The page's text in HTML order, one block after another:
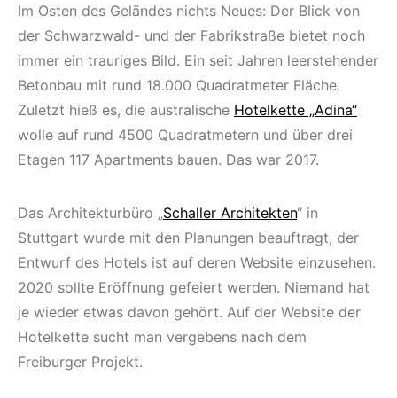
Im Osten des Geländes nichts Neues: Der Blick von
der Schwarzwald- und der Fabrikstraße bietet noch
immer ein trauriges Bild. Ein seit Jahren leerstehender
Betonbau mit rund 18.000 Quadratmeter Fläche.
Zuletzt hieß es, die australische Hotelkette „Adina“
wolle auf rund 4500 Quadratmetern und über drei
Etagen 117 Apartments bauen. Das war 2017.
Das Architekturbüro „Schaller Architekten“ in
Stuttgart wurde mit den Planungen beauftragt, der
Entwurf des Hotels ist auf deren Website einzusehen.
2020 sollte Eröffnung gefeiert werden. Niemand hat
je wieder etwas davon gehört. Auf der Website der
Hotelkette sucht man vergebens nach dem
Freiburger Projekt.